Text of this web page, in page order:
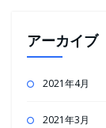
アーカイブ
2021年4月
2021年3月